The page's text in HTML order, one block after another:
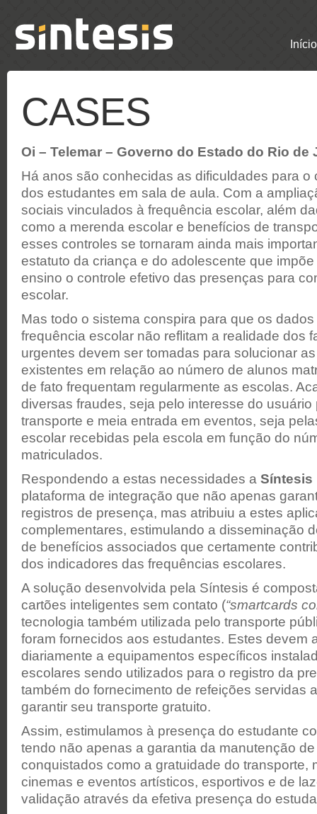
Início
CASES
Oi – Telemar – Governo do Estado do Rio de
Há anos são conhecidas as dificuldades para o
dos estudantes em sala de aula. Com a
sociais vinculados à frequência escolar, além
como a merenda escolar e benefícios de
esses controles se tornaram ainda mais
estatuto da criança e do adolescente que
ensino o controle efetivo das presenças para
escolar.
Mas todo o sistema conspira para que os
frequência escolar não reflitam a realidade dos
urgentes devem ser tomadas para solucionar
existentes em relação ao número de alunos
de fato frequentam regularmente as escolas.
diversas fraudes, seja pelo interesse do
transporte e meia entrada em eventos, seja
escolar recebidas pela escola em função do
matriculados.
Respondendo a estas necessidades a Síntesis
plataforma de integração que não apenas
registros de presença, mas atribuiu a estes
complementares, estimulando a disseminação
de benefícios associados que certamente
dos indicadores das frequências escolares.
A solução desenvolvida pela Síntesis é
cartões inteligentes sem contato (“smartcards
tecnologia também utilizada pelo transporte
foram fornecidos aos estudantes. Estes devem
diariamente a equipamentos específicos
escolares sendo utilizados para o registro da
também do fornecimento de refeições servidas
garantir seu transporte gratuito.
Assim, estimulamos à presença do estudante
tendo não apenas a garantia da manutenção
conquistados como a gratuidade do transporte,
cinemas e eventos artísticos, esportivos e de
validação através da efetiva presença do